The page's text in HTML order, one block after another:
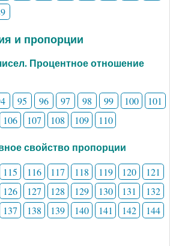
и пропорции
Процентное отношение
95 96 97 98 99 100
101
106 107 108 109 110
свойство пропорции
115 116 117 118 119 120
121
126 127 128 129 130 131
132
137 138 139 140 141 142
144